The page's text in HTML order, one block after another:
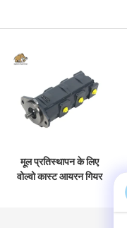
मूल प्रतिस्थापन के लिए
वोल्वो कास्ट आयरन गियर